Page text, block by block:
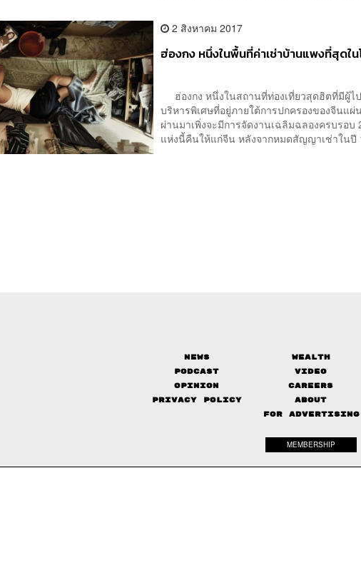
2 สิงหาคม 2017
ฮ่องกง หนึ่งในพื้นที่ค่าเช่าบ้านแพงที่สุดใน
ฮ่องกง หนึ่งในสถานที่ท่องเที่ยวสุดฮิตที่มีผู้ไ
บริหารพิเศษที่อยู่ภายใต้การปกครองของจีนแ
ผ่านมาเพิ่งจะมีการจัดงานเฉลิมฉลองครบรอ
แห่งนี้คืนให้แก่จีน หลังจากหมดสัญญาเช่า
News Wealth
Podcast
Video
Opinion
Careers
Privacy Policy
About
FOR ADVERTISING
MEMBERSHIP